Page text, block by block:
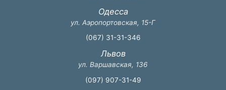
Одесса
ул. Аэропортовская, 15-Г
(067) 31-31-346
Львов
ул. Варшавская, 136
(097) 907-31-49